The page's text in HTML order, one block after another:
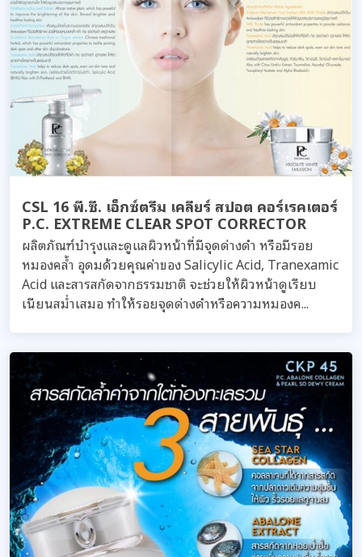
CSL 16 พี.ซี. เอ็กซ์ตรีม เคลียร์ สปอต คอร์เรคเตอร์
P.C. EXTREME CLEAR SPOT CORRECTOR
ผลิตภัณฑ์บำรุงและดูแลผิวหน้าที่มีจุดด่างดำ หรือมีรอย
หมองคล้ำ อุดมด้วยคุณค่าของ Salicylic Acid, Tranexamic
Acid และสารสกัดจากธรรมชาติ จะช่วยให้ผิวหน้าดูเรียบ
เนียนสม่ำเสมอ ทำให้รอยจุดด่างดำหรือความหมองค...